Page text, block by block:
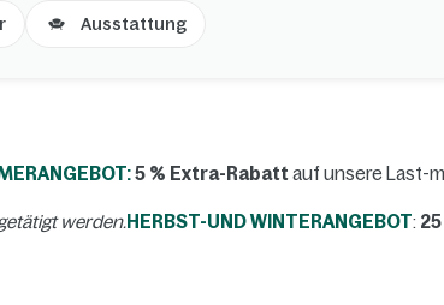
Ausstattung
5 % Extra-Rabattauf unsere Last-
werden.HERBST-UND WINTERANGEBOT: 2